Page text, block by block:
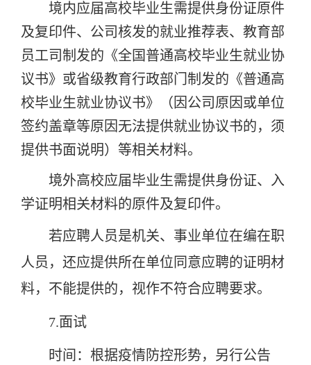
境内应届高校毕业生需提供身份证原件
及复印件、公司核发的就业推荐表、教育部
员工司制发的《全国普通高校毕业生就业协
议书》或省级教育行政部门制发的《普通高
校毕业生就业协议书》（因公司原因或单位
签约盖章等原因无法提供就业协议书的，须
提供书面说明）等相关材料。
境外高校应届毕业生需提供身份证、入
学证明相关材料的原件及复印件。
若应聘人员是机关、事业单位在编在职
人员，还应提供所在单位同意应聘的证明材
料，不能提供的，视作不符合应聘要求。
7.面试
时间：根据疫情防控形势，另行公告